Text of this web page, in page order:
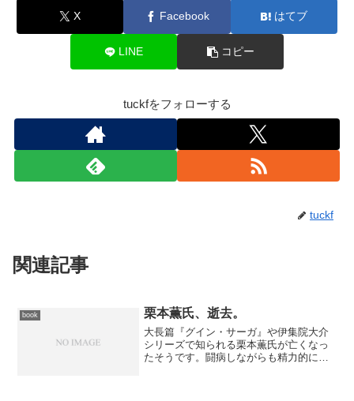
X Facebook はてブ
LINE コピー
tuckfをフォローする
tuckf
関連記事
book 栗本薫氏、逝去。
大長篇『グイン・サーガ』や伊集院大介
シリーズで知られる栗本薫氏が亡くなっ
たそうです。闘病しながらも精力的に執